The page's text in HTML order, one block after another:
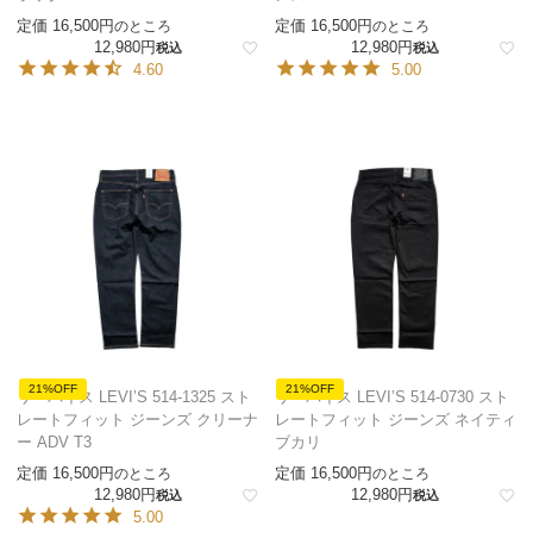
定価 16,500 のところ
12,980 税込
4.60
定価 16,500 のところ
12,980 税込
5.00
21%OFF
リーバイス LEVI’S 514-1325 スト
レートフィット ジーンズ クリーナ
ー ADV T3
定価 16,500 のところ
12,980 税込
5.00
21%OFF
リーバイス LEVI’S 514-0730 スト
レートフィット ジーンズ ネイティ
ブカリ
定価 16,500 のところ
12,980 税込